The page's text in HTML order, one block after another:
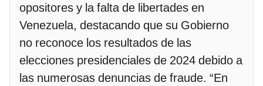
opositores y la falta de libertades en
Venezuela, destacando que su Gobierno
no reconoce los resultados de las
elecciones presidenciales de 2024 debido a
las numerosas denuncias de fraude. “En